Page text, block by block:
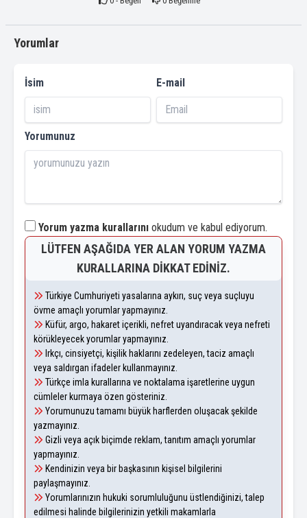
Yorumlar
İsim E-mail
Yorumunuz
Yorum yazma kurallarını okudum ve kabul ediyorum.
LÜTFEN AŞAĞIDA YER ALAN YORUM YAZMA
KURALLARINA DIKKAT EDINIZ.
Türkiye Cumhuriyeti yasalarına aykırı, suç veya suçluyu
övme amaçlı yorumlar yapmayınız.
Küfür, argo, hakaret içerikli, nefret uyandıracak veya nefreti
körükleyecek yorumlar yapmayınız.
Irkçı, cinsiyetçi, kişilik haklarını zedeleyen, taciz amaçlı
veya saldırgan ifadeler kullanmayınız.
Türkçe imla kurallarına ve noktalama işaretlerine uygun
cümleler kurmaya özen gösteriniz.
Yorumunuzu tamamı büyük harflerden oluşacak şekilde
yazmayınız.
Gizli veya açık biçimde reklam, tanıtım amaçlı yorumlar
yapmayınız.
Kendinizin veya bir başkasının kişisel bilgilerini
paylaşmayınız.
Yorumlarınızın hukuki sorumluluğunu üstlendiğinizi, talep
edilmesi halinde bilgilerinizin yetkili makamlarla